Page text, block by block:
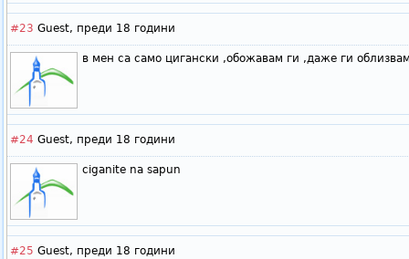
#23 Guest, преди 18 години
в мен са само цигански ,обожавам ги ,даже ги
#24 Guest, преди 18 години
ciganite na sapun
#25 Guest, преди 18 години